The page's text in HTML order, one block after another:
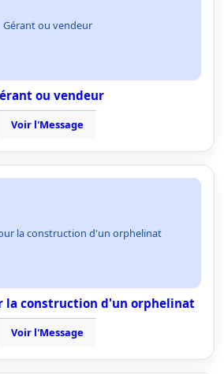
Gérant ou vendeur
ou vendeur
Voir l'Message
la construction d'un orphelinat
la construction d'un orphelinat
Voir l'Message